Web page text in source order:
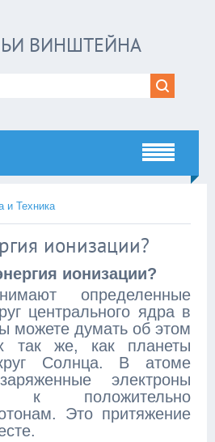
ВИНШТЕЙНА
и Техника
ионизации?
ионизации?
определенные
центрального ядра в
можете думать об этом
так же, как планеты
Солнца. В атоме
электроны
к положительно
Это притяжение